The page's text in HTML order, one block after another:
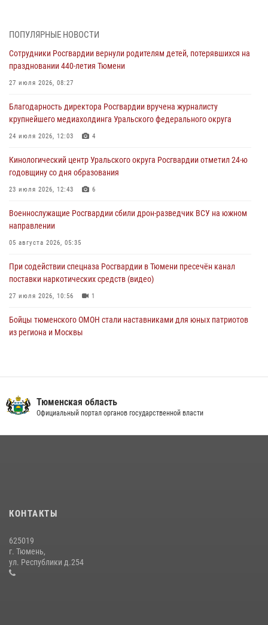
07 августа 2026, 10:57 5
Память военнослужащих, погибших в разные годы при исполнении
воинского долга, почтили в кинологическом центре Уральского
округа Росгвардии
Росгвардейцы в Тюменской области знакомят детей со своей
службой и напоминают о мерах безопасности
Росгвардейцы приняли участие в фотопроекте «Прогуляемся по
Тюменской области» в рамках акции «Храним огонь Победы»
Росгвардейцы в Тюменской области почтили память генерала
армии Ивана Кирилловича Яковлева
ПОПУЛЯРНЫЕ НОВОСТИ
Сотрудники Росгвардии вернули родителям детей, потерявшихся на
праздновании 440-летия Тюмени
27 июля 2026, 08:27
Благодарность директора Росгвардии вручена журналисту
крупнейшего медиахолдинга Уральского федерального округа
24 июля 2026, 12:03 4
Кинологический центр Уральского округа Росгвардии отметил 24-ю
годовщину со дня образования
23 июля 2026, 12:43 6
Военнослужащие Росгвардии сбили дрон-разведчик ВСУ на южном
направлении
05 августа 2026, 05:35
При содействии спецназа Росгвардии в Тюмени пресечён канал
поставки наркотических средств (видео)
27 июля 2026, 10:56 1
Бойцы тюменского ОМОН стали наставниками для юных патриотов
из региона и Москвы
03 августа 2026, 07:23 1
Сотрудники тюменского СОБР "Сова" отработали навыки
десантирования на Урале
16 июля 2026, 10:42
Тюменская область
Официальный портал органов государственной власти
КОНТАКТЫ
625019
г. Тюмень,
ул. Республики д.254